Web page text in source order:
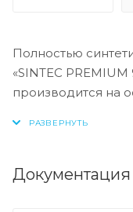
Полностью
«SINTEC
производится на
Синтетическая
Документация